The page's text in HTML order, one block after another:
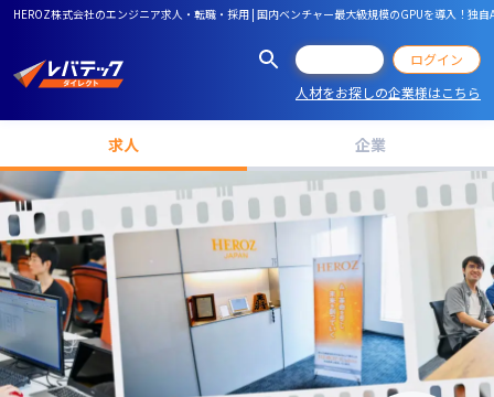
HEROZ株式会社のエンジニア求人・転職・採用 | 国内ベンチャー最大級規模のGPUを導入！
ログイン
人材をお探しの企業様はこちら
求人 企業